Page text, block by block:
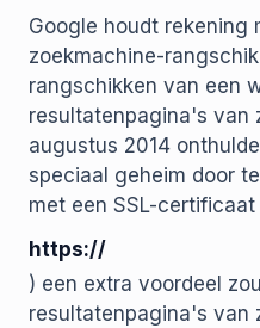
Google houdt rekening
zoekmachine-
rangschikken van een
resultatenpagina's van
augustus 2014
speciaal geheim door
met een SSL-certificaat
https://
) een extra voordeel
resultatenpagina's van